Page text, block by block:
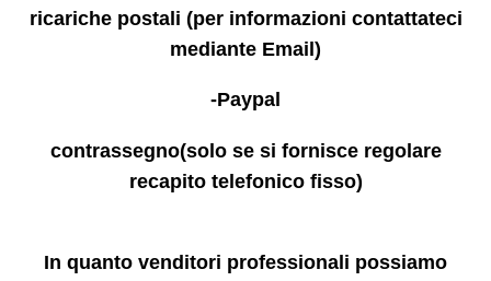
ricariche postali (per informazioni contattateci
mediante Email)
-Paypal
contrassegno(solo se si fornisce regolare
recapito telefonico fisso)
In quanto venditori professionali possiamo